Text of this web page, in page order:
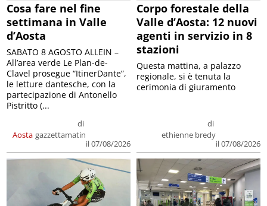
Cosa fare nel fine
settimana in Valle
d’Aosta
Aosta
di
gazzettamatin
il 07/08/2026
SABATO 8 AGOSTO ALLEIN –
All’area verde Le Plan-de-
Clavel prosegue “ItinerDante”,
le letture dantesche, con la
partecipazione di Antonello
Pistritto (...
Corpo forestale della
Valle d’Aosta: 12 nuovi
agenti in servizio in 8
stazioni
di
ethienne bredy
il 07/08/2026
Questa mattina, a palazzo
regionale, si è tenuta la
cerimonia di giuramento